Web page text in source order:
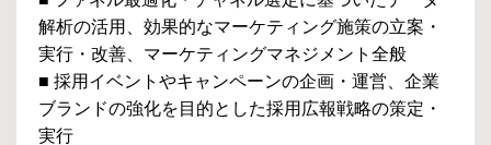
解析の活用、効果的なマーケティング施策の立案・
実行・改善、マーケティングマネジメント全般
■ 採用イベントやキャンペーンの企画・運営、企業
ブランドの強化を目的とした採用広報戦略の策定・
実行